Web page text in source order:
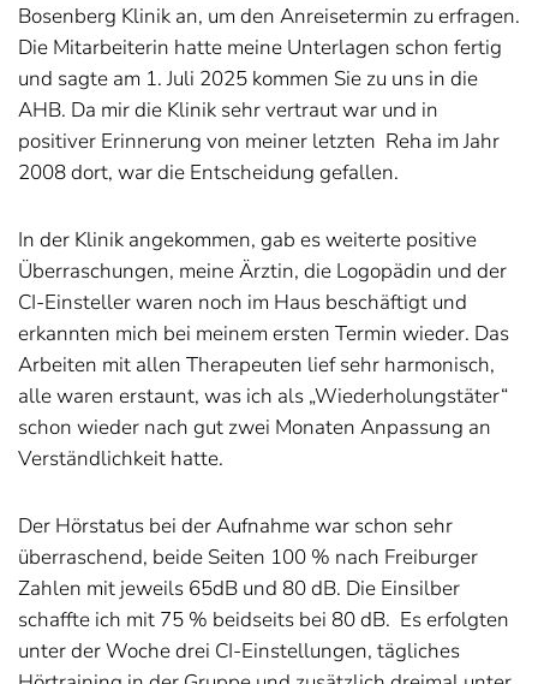
Bosenberg Klinik an, um den Anreisetermin zu erfragen.
Die Mitarbeiterin hatte meine Unterlagen schon fertig
und sagte am 1. Juli 2025 kommen Sie zu uns in die
AHB. Da mir die Klinik sehr vertraut war und in
positiver Erinnerung von meiner letzten Reha im Jahr
2008 dort, war die Entscheidung gefallen.
In der Klinik angekommen, gab es weiterte positive
Überraschungen, meine Ärztin, die Logopädin und der
CI-Einsteller waren noch im Haus beschäftigt und
erkannten mich bei meinem ersten Termin wieder. Das
Arbeiten mit allen Therapeuten lief sehr harmonisch,
alle waren erstaunt, was ich als „Wiederholungstäter“
schon wieder nach gut zwei Monaten Anpassung an
Verständlichkeit hatte.
Der Hörstatus bei der Aufnahme war schon sehr
überraschend, beide Seiten 100 % nach Freiburger
Zahlen mit jeweils 65dB und 80 dB. Die Einsilber
schaffte ich mit 75 % beidseits bei 80 dB. Es erfolgten
unter der Woche drei CI-Einstellungen, tägliches